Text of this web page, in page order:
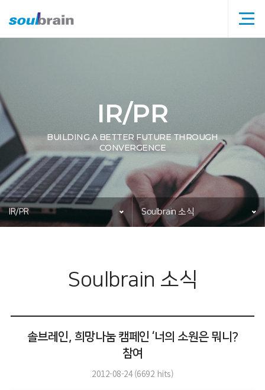
타이틀
IR/PR
BUILDING A BETTER FUTURE THROUGH
CONVERGENCE
IR/PR Soulbrain 소식
Soulbrain 소식
솔브레인, 희망나눔 캠페인 ‘너의 소원은 뭐니?
참여
2012-08-24 (6692 hits)